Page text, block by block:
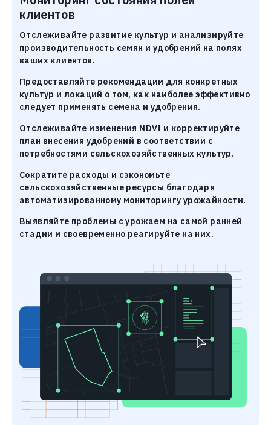
клиентов
Отслеживайте развитие культур и анализируйте
производительность семян и удобрений на полях
ваших клиентов.
Предоставляйте рекомендации для конкретных
культур и локаций о том, как наиболее эффективно
следует применять семена и удобрения.
Отслеживайте изменения NDVI и корректируйте
план внесения удобрений в соответствии с
потребностями сельскохозяйственных культур.
Сократите расходы и сэкономьте
сельскохозяйственные ресурсы благодаря
автоматизированному мониторингу урожайности.
Выявляйте проблемы с урожаем на самой ранней
стадии и своевременно реагируйте на них.